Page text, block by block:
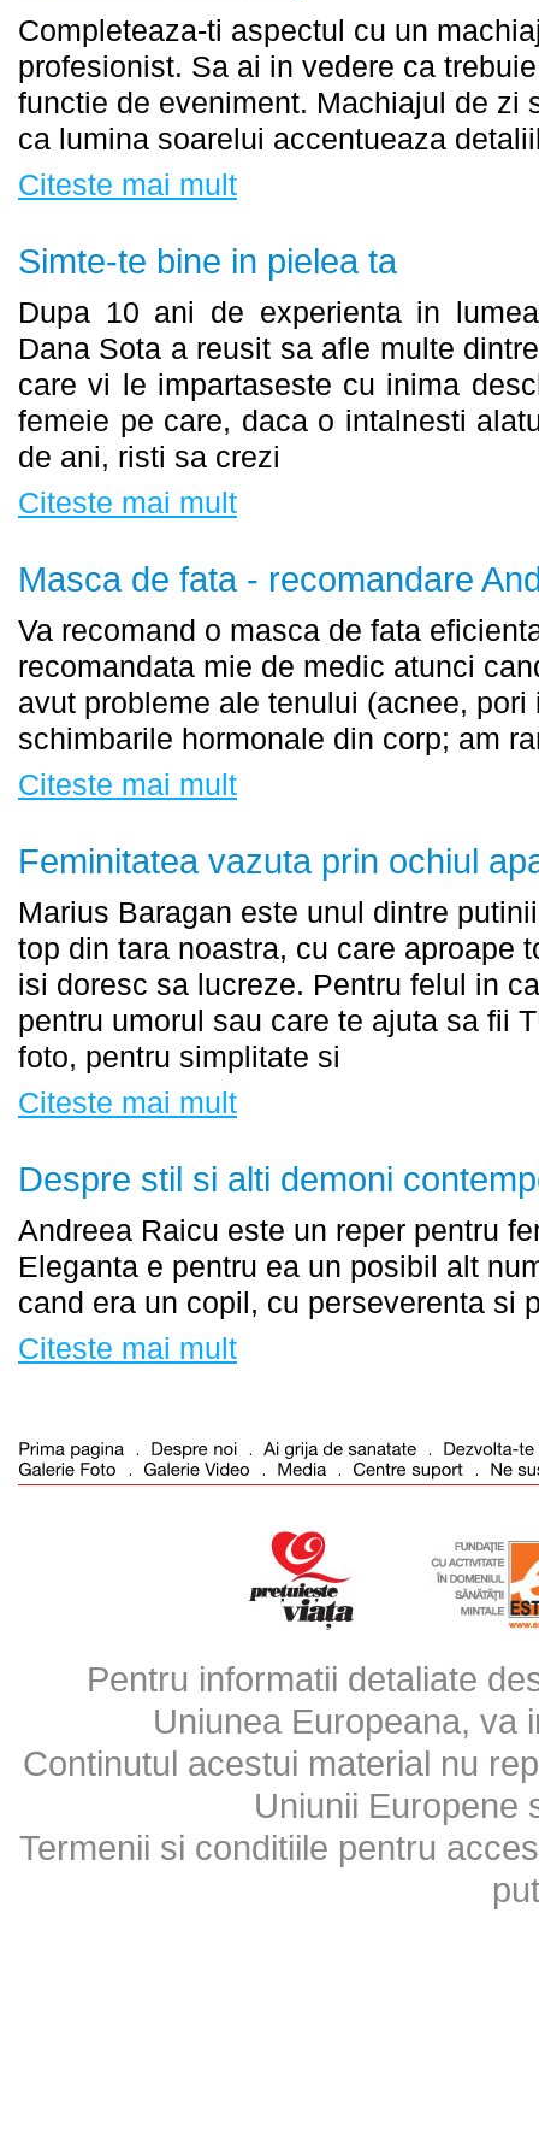
Completeaza-ti aspectul cu un
profesionist. Sa ai in vedere ca
functie de eveniment. Machiajul de zi
ca lumina soarelui accentueaza
Citeste mai mult
Simte-te bine in pielea ta
Dupa 10 ani de experienta in
Dana Sota a reusit sa afle multe
care vi le impartaseste cu inima
femeie pe care, daca o intalnesti
de ani, risti sa crezi
Citeste mai mult
Masca de fata - recomandare
Va recomand o masca de fata
recomandata mie de medic atunci
avut probleme ale tenului (acnee,
schimbarile hormonale din corp; am
Citeste mai mult
Feminitatea vazuta prin ochiul
Marius Baragan este unul dintre
top din tara noastra, cu care aproape
isi doresc sa lucreze. Pentru felul in
pentru umorul sau care te ajuta sa fii
foto, pentru simplitate si
Citeste mai mult
Despre stil si alti demoni
Andreea Raicu este un reper pentru
Eleganta e pentru ea un posibil alt
cand era un copil, cu perseverenta si
Citeste mai mult
Pentru informatii detaliate
Uniunea Europeana, va
Continutul acestui material nu
Uniunii Europene
Termenii si conditiile pentru